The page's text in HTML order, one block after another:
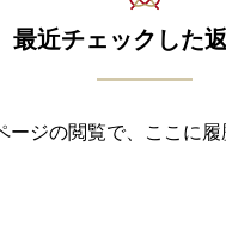
最近チェックした
ージの閲覧で、ここに履